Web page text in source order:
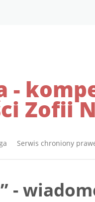
-
Zofii
Serwis chroniony
-